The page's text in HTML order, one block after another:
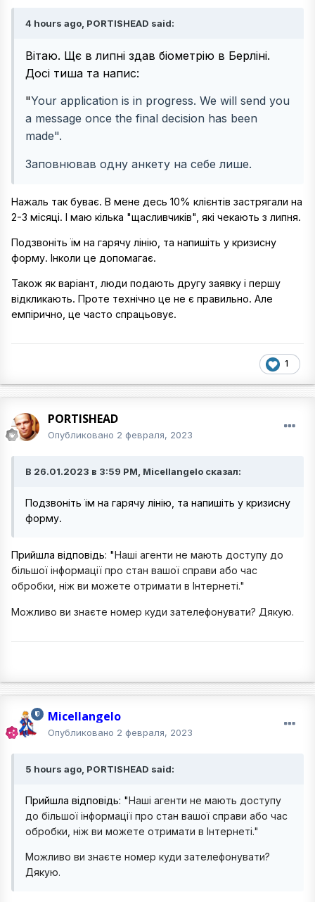
4 hours ago, PORTISHEAD said:
Вітаю. Щє в липні здав біометрію в Берліні.
Досі тиша та напис:
"Your application is in progress. We will send you
a message once the final decision has been
made".
Заповнював одну анкету на себе лише.
Нажаль так буває. В мене десь 10% клієнтів застрягали на
2-3 місяці. І маю кілька "щасливчиків", які чекають з липня.
Подзвоніть їм на гарячу лінію, та напишіть у кризисну
форму. Інколи це допомагає.
Також як варіант, люди подають другу заявку і першу
відкликають. Проте технічно це не є правильно. Але
емпірично, це часто спрацьовує.
1
PORTISHEAD
Опубликовано 2 февраля, 2023
В 26.01.2023 в 3:59 PM, Micellangelo сказал:
Подзвоніть їм на гарячу лінію, та напишіть у кризисну
форму.
Прийшла вiдповiдь: "Наші агенти не мають доступу до
більшої інформації про стан вашої справи або час
обробки, ніж ви можете отримати в Інтернеті."
Можливо ви знаєте номер куди зателефонувати? Дякую.
Micellangelo
Опубликовано 2 февраля, 2023
5 hours ago, PORTISHEAD said:
Прийшла вiдповiдь: "Наші агенти не мають доступу
до більшої інформації про стан вашої справи або час
обробки, ніж ви можете отримати в Інтернеті."
Можливо ви знаєте номер куди зателефонувати?
Дякую.